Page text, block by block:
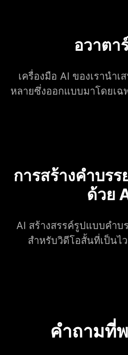
อวาตา
เครื่องมือ AI ของเรานำ
หลายซึ่งออกแบบมาโดยเฉ
การสร้างคำบร
ด้วย
AI สร้างสรรค์รูปแบบคำบ
สำหรับวิดีโอสั้นที่เป็นไ
คำถามที่